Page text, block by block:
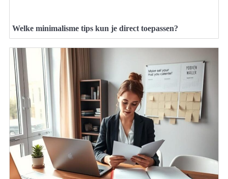
Welke minimalisme tips kun je direct toepassen?